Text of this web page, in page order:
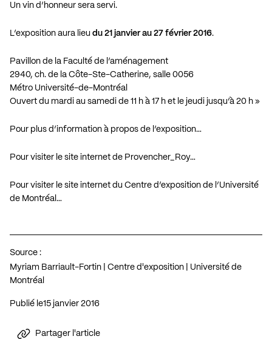
Un vin d’honneur sera servi.
L’exposition aura lieu du 21 janvier au 27 février 2016.
Pavillon de la Faculté de l’aménagement
2940, ch. de la Côte-Ste-Catherine, salle 0056
Métro Université-de-Montréal
Ouvert du mardi au samedi de 11 h à 17 h et le jeudi jusqu’à 20 h »
Pour plus d’information à propos de l’exposition…
Pour visiter le site internet de Provencher_Roy…
Pour visiter le site internet du Centre d’exposition de l’Université
de Montréal…
Source :
Myriam Barriault-Fortin | Centre d'exposition | Université de
Montréal
Publié le 15 janvier 2016
Partager l'article